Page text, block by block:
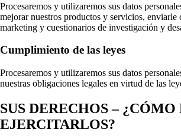
Procesaremos y utilizaremos sus datos
mejorar nuestros productos y servicios, enviarle
marketing y cuestionarios de investigación y
Cumplimiento de las leyes
Procesaremos y utilizaremos sus datos
nuestras obligaciones legales en virtud de las
SUS DERECHOS – ¿CÓMO
EJERCITARLOS?